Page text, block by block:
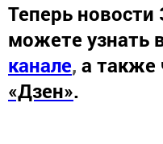
Теперь новости
можете узнать
канале, а также
«Дзен».